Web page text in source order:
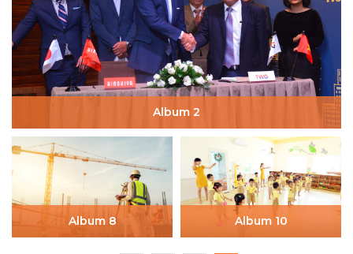
Album 2
Album 8 Album 10